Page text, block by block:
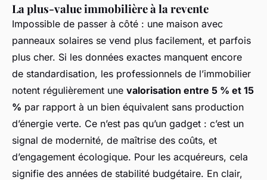
La plus-value immobilière à la revente
Impossible de passer à côté : une maison avec
panneaux solaires se vend plus facilement, et parfois
plus cher. Si les données exactes manquent encore
de standardisation, les professionnels de l’immobilier
notent régulièrement une valorisation entre 5 % et 15
% par rapport à un bien équivalent sans production
d’énergie verte. Ce n’est pas qu’un gadget : c’est un
signal de modernité, de maîtrise des coûts, et
d’engagement écologique. Pour les acquéreurs, cela
signifie des années de stabilité budgétaire. En clair,